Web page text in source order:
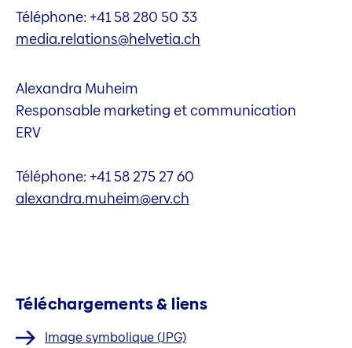
Téléphone: +41 58 280 50 33
media.relations@helvetia.ch
Alexandra Muheim
Responsable marketing et communication
ERV
Téléphone: +41 58 275 27 60
alexandra.muheim@erv.ch
Téléchargements & liens
Image symbolique (JPG)